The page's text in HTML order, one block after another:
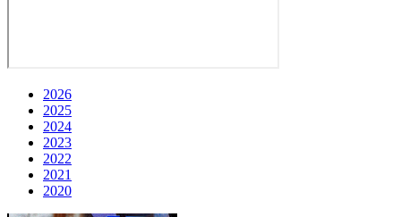
2026
2025
2024
2023
2022
2021
2020